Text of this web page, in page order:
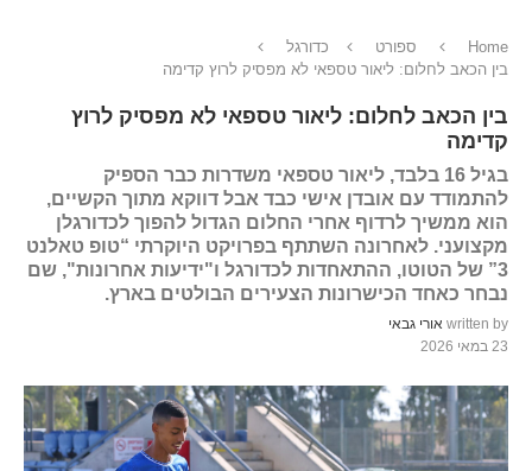
Home ספורט
כדורגל
בין הכאב לחלום: ליאור טספאי לא מפסיק לרוץ קדימה
בין הכאב לחלום: ליאור טספאי לא מפסיק לרוץ
קדימה
בגיל 16 בלבד, ליאור טספאי משדרות כבר הספיק
להתמודד עם אובדן אישי כבד אבל דווקא מתוך הקשיים,
הוא ממשיך לרדוף אחרי החלום הגדול להפוך לכדורגלן
מקצועני. לאחרונה השתתף בפרויקט היוקרתי “טופ טאלנט
3” של הטוטו, ההתאחדות לכדורגל ו"ידיעות אחרונות", שם
נבחר כאחד הכישרונות הצעירים הבולטים בארץ.
written by אורי גבאי
23 במאי 2026